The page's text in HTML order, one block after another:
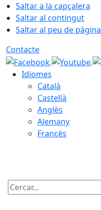
Saltar a la capçalera
Saltar al contingut
Saltar al peu de pàgina
Contacte
Idiomes
Català
Castellà
Anglès
Alemany
Francès
Cercar: